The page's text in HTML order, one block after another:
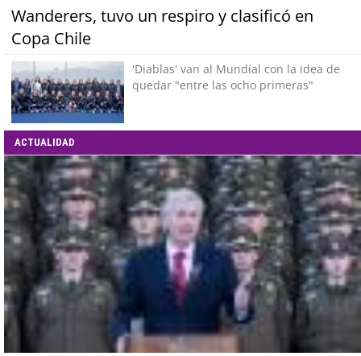
Wanderers, tuvo un respiro y clasificó en
Copa Chile
'Diablas' van al Mundial con la idea de
quedar "entre las ocho primeras"
ACTUALIDAD